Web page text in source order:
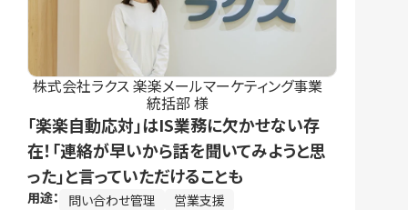
株式会社ラクス 楽楽メールマーケティング事業
統括部 様
「楽楽自動応対」はIS業務に欠かせない存
在！「連絡が早いから話を聞いてみようと思
った」と言っていただけることも
用途： 問い合わせ管理
営業支援